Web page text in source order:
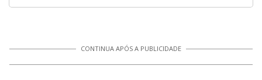
CONTINUA APÓS A PUBLICIDADE